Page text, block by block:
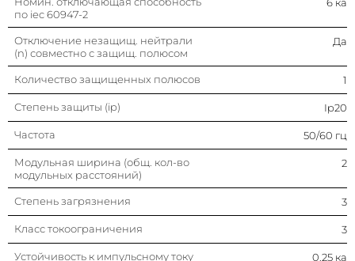
по iec 60947-2
6 ка
Отключение незащищ. нейтрали
(n) совместно с защищ. полюсом
Да
Количество защищенных полюсов 1
Степень защиты (ip) Ip20
Частота 50/60 гц
Модульная ширина (общ. кол-во
модульных расстояний)
2
Степень загрязнения 3
Класс токоограничения 3
Устойчивость к импульсному току 0.25 ка